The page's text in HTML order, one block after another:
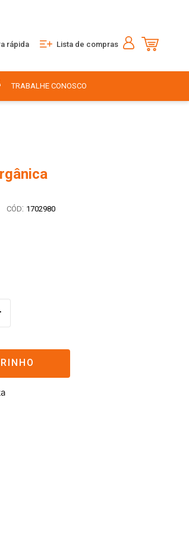
rápida Lista de compras
TRABALHE CONOSCO
: 1702980